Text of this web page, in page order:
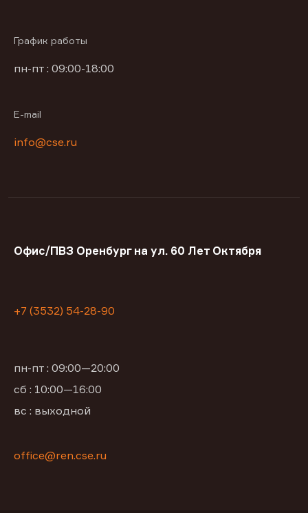
График работы
пн-пт : 09:00-18:00
E-mail
info@cse.ru
Офис/ПВЗ Оренбург на ул. 60 Лет Октября
+7 (3532) 54-28-90
пн-пт : 09:00—20:00
сб : 10:00—16:00
вс : выходной
office@ren.cse.ru